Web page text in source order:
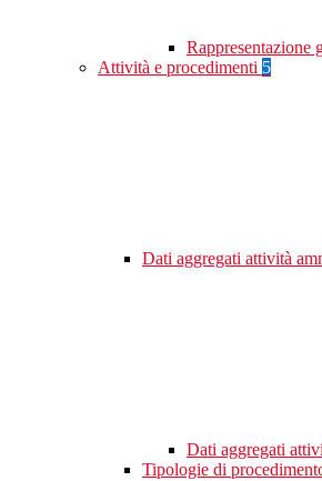
Rappresentazione
Attività e procedimenti 5
Dati aggregati attività
Dati aggregati
Tipologie di